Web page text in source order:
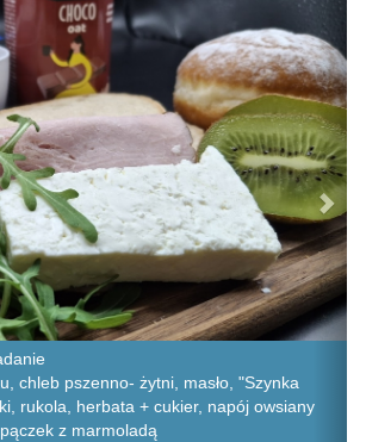
chleb pszenno- żytni, masło, "Szynka
rukola, herbata + cukier, napój owsiany
z marmoladą